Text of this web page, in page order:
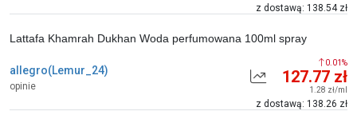
z dostawą: 138.54 zł
allegro(Lemur_24)
opinie
Lattafa Khamrah Dukhan Woda perfumowana 100ml spray
127.77 zł
1.28 zł/ml
z dostawą: 138.26 zł
0.01%